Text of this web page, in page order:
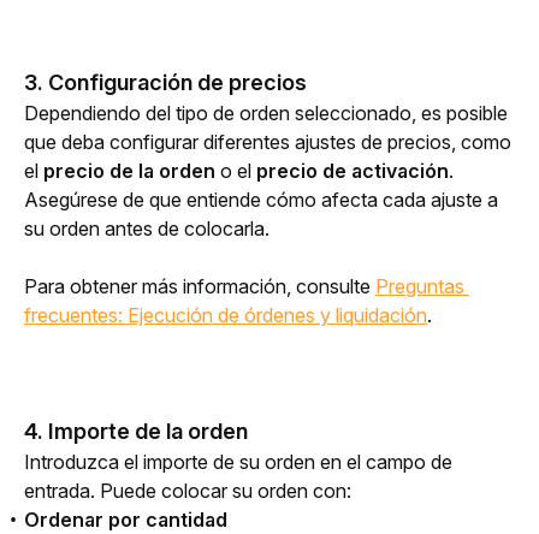
3. Configuración de precios
Dependiendo del tipo de orden seleccionado, es posible
que deba configurar diferentes ajustes de precios, como
el precio de la orden o el precio de activación.
Asegúrese de que entiende cómo afecta cada ajuste a
su orden antes de colocarla.
Para obtener más información, consulte Preguntas
frecuentes: Ejecución de órdenes y liquidación.
4. Importe de la orden
Introduzca el importe de su orden en el campo de
entrada. Puede colocar su orden con:
Ordenar por cantidad